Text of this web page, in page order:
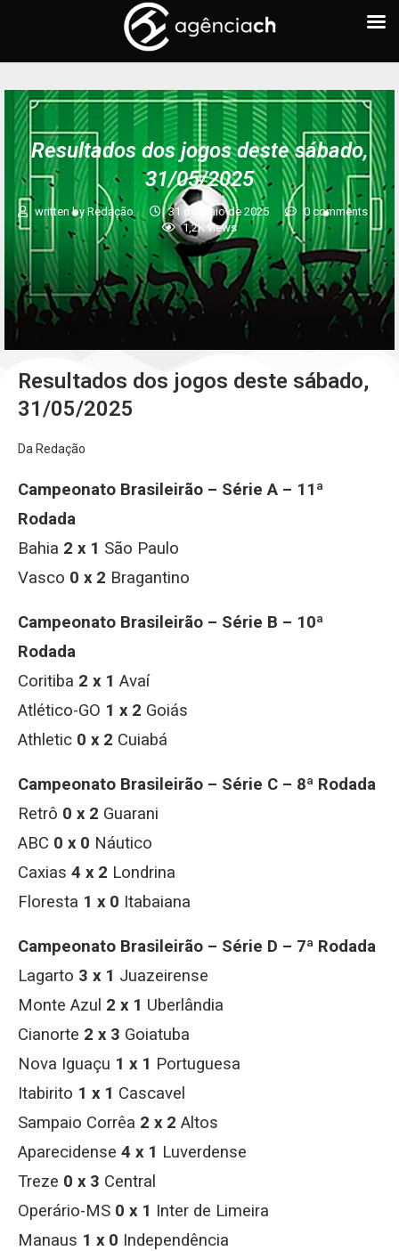
Resultados dos jogos deste sábado,
31/05/2025
written byRedação 31 de maio de 2025
0 comments
1,2Kviews
Resultados dos jogos deste sábado,
31/05/2025
Da Redação
Campeonato Brasileirão – Série A – 11ª
Rodada
Bahia 2 x 1 São Paulo
Vasco 0 x 2 Bragantino
Campeonato Brasileirão – Série B – 10ª
Rodada
Coritiba 2 x 1 Avaí
Atlético-GO 1 x 2 Goiás
Athletic 0 x 2 Cuiabá
Campeonato Brasileirão – Série C – 8ª Rodada
Retrô 0 x 2 Guarani
ABC 0 x 0 Náutico
Caxias 4 x 2 Londrina
Floresta 1 x 0 Itabaiana
Campeonato Brasileirão – Série D – 7ª Rodada
Lagarto 3 x 1 Juazeirense
Monte Azul 2 x 1 Uberlândia
Cianorte 2 x 3 Goiatuba
Nova Iguaçu 1 x 1 Portuguesa
Itabirito 1 x 1 Cascavel
Sampaio Corrêa 2 x 2 Altos
Aparecidense 4 x 1 Luverdense
Treze 0 x 3 Central
Operário-MS 0 x 1 Inter de Limeira
Manaus 1 x 0 Independência